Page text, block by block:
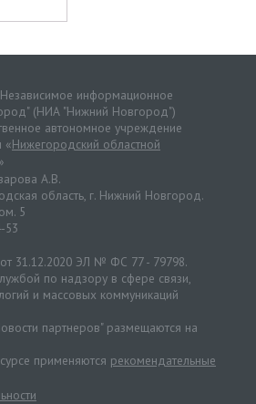
информационное
(НИА "Нижний Новгород")
автономное учреждение
«Нижегородский областной
»
А.В.
область, г. Нижний Новгород.
5
53
31.12.2020 ЭЛ № ФС 77 - 79798.
по надзору в сфере связи,
и массовых коммуникаций
партнеров" размещаются на
применяются рекомендательные